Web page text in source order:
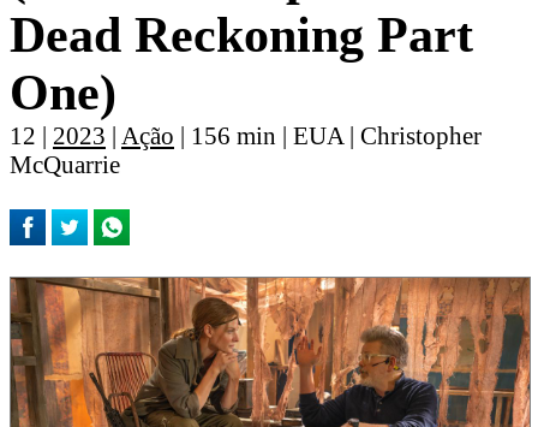
Dead Reckoning Part
One)
12 | 2023 | Ação | 156 min | EUA | Christopher
McQuarrie